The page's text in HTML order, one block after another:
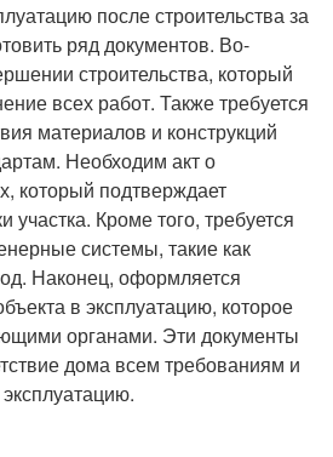
после строительства за
ряд документов. Во-
строительства, который
всех работ. Также требуется
материалов и конструкций
Необходим акт о
который подтверждает
участка. Кроме того, требуется
системы, такие как
Наконец, оформляется
в эксплуатацию, которое
органами. Эти документы
дома всем требованиям и